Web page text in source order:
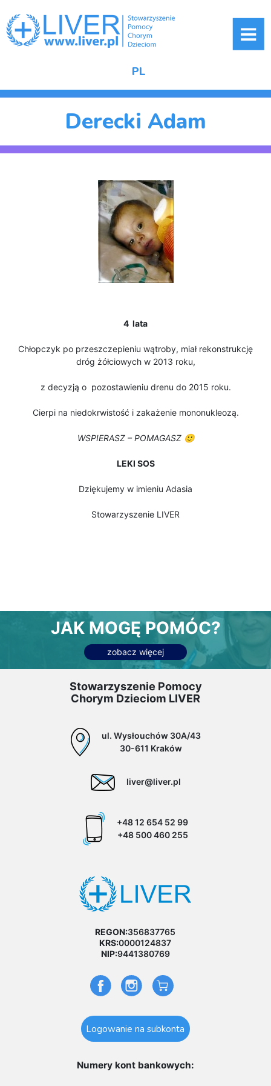
PL
Derecki Adam
4 lata
Chłopczyk po przeszczepieniu wątroby, miał rekonstrukcję
dróg żółciowych w 2013 roku,
z decyzją o pozostawieniu drenu do 2015 roku.
Cierpi na niedokrwistość i zakażenie mononukleozą.
WSPIERASZ – POMAGASZ 🙂
LEKI SOS
Dziękujemy w imieniu Adasia
Stowarzyszenie LIVER
JAK MOGĘ POMÓC?
zobacz więcej
Stowarzyszenie Pomocy
Chorym Dzieciom LIVER
ul. Wysłouchów 30A/43
30-611 Kraków
liver@liver.pl
+48 12 654 52 99
+48 500 460 255
REGON:356837765
KRS:0000124837
NIP:9441380769
Logowanie na subkonta
Numery kont bankowych: